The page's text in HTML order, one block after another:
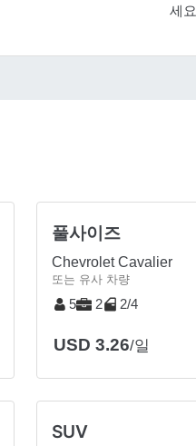
세요
풀사이즈
Chevrolet Cavalier
또는 유사 차량
5 2 2/4
USD 3.26/일
SUV